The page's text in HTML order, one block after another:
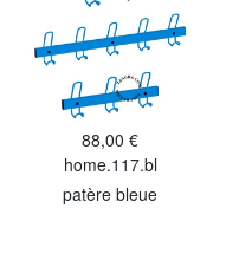
88,00 €
home.117.bl
patère bleue